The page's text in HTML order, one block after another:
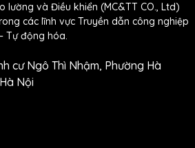
lường và Điều khiển (MC&TT CO., Ltd)
các lĩnh vực Truyền dẫn công nghiệp
Tự động hóa.
cư Ngô Thì Nhậm, Phường Hà
Nội